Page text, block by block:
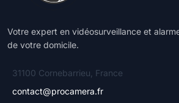
Votre expert en vidéosurveillance et
de votre domicile.
31100 Cornebarrieu, France
contact@procamera.fr